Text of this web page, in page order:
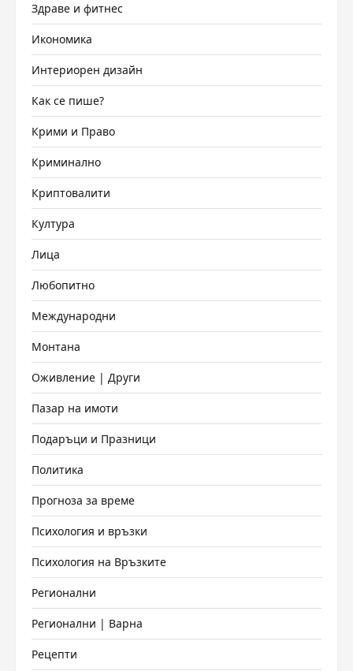
Здраве и фитнес
Икономика
Интериорен дизайн
Как се пише?
Крими и Право
Криминално
Криптовалити
Култура
Лица
Любопитно
Международни
Монтана
Оживление | Други
Пазар на имоти
Подаръци и Празници
Политика
Прогноза за време
Психология и връзки
Психология на Връзките
Регионални
Регионални | Варна
Рецепти